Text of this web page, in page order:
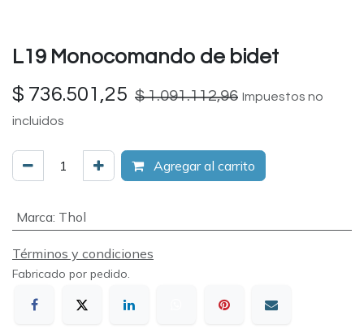
L19 Monocomando de bidet
$ 736.501,25 $1.091.112,96 Impuestos no
incluidos
Agregar al carrito
Marca: Thol
Términos y condiciones
Fabricado por pedido.